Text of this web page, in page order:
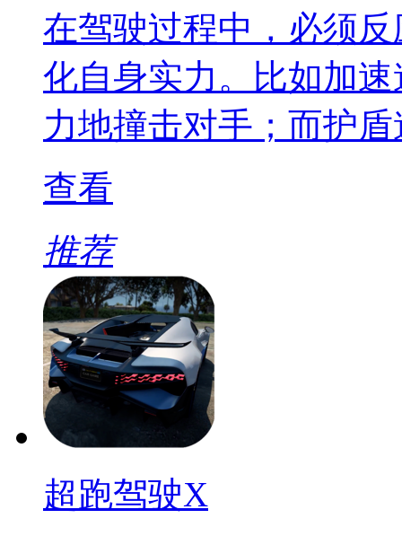
在驾驶过程中，必须
化自身实力。比如加
力地撞击对手；而护
查看
推荐
超跑驾驶X